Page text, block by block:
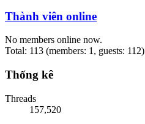
Thành viên online
No members online now.
Total: 113 (members: 1, guests: 112)
Thống kê
Threads
157,520